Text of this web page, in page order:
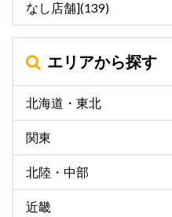
なし店舗](139)
エリアから探す
北海道・東北
関東
北陸・中部
近畿